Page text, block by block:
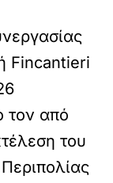
Fincantieri
τον από
του